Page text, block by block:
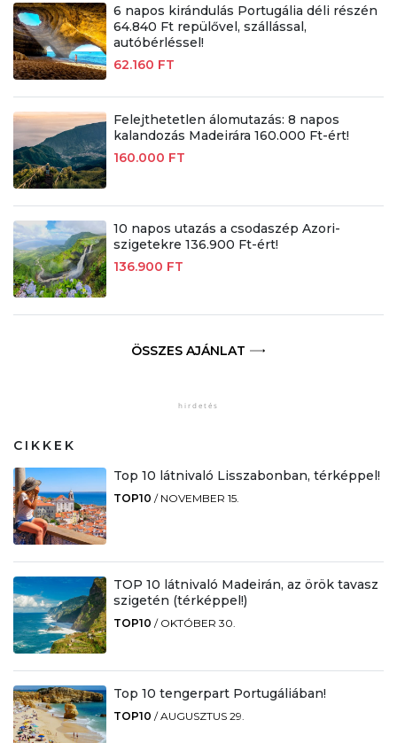
6 napos kirándulás Portugália déli részén
64.840 Ft repülővel, szállással,
autóbérléssel!
62.160 FT
Felejthetetlen álomutazás: 8 napos
kalandozás Madeirára 160.000 Ft-ért!
160.000 FT
10 napos utazás a csodaszép Azori-
szigetekre 136.900 Ft-ért!
136.900 FT
ÖSSZES AJÁNLAT
CIKKEK
Top 10 látnivaló Lisszabonban, térképpel!
TOP10 / NOVEMBER 15.
TOP 10 látnivaló Madeirán, az örök tavasz
szigetén (térképpel!)
TOP10 / OKTÓBER 30.
Top 10 tengerpart Portugáliában!
TOP10 /AUGUSZTUS 29.